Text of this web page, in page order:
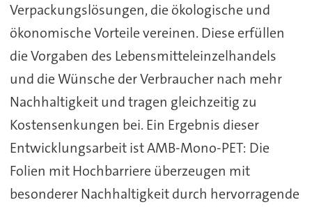
Verpackungslösungen, die ökologische und
ökonomische Vorteile vereinen. Diese erfüllen
die Vorgaben des Lebensmitteleinzelhandels
und die Wünsche der Verbraucher nach mehr
Nachhaltigkeit und tragen gleichzeitig zu
Kostensenkungen bei. Ein Ergebnis dieser
Entwicklungsarbeit ist AMB-Mono-PET: Die
Folien mit Hochbarriere überzeugen mit
besonderer Nachhaltigkeit durch hervorragende